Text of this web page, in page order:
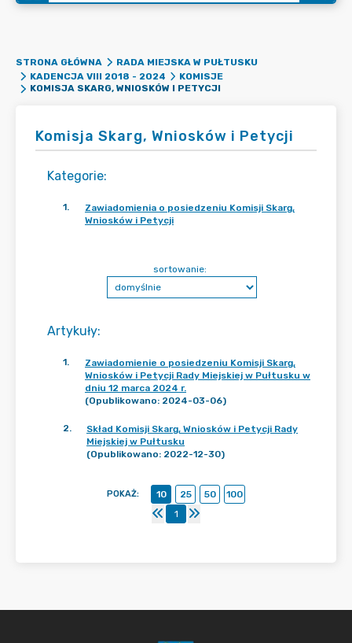
STRONA GŁÓWNA
RADA MIEJSKA W PUŁTUSKU
KADENCJA VIII 2018 - 2024
KOMISJE
KOMISJA SKARG, WNIOSKÓW I PETYCJI
Komisja Skarg, Wniosków i Petycji
Kategorie:
1.
Zawiadomienia o posiedzeniu Komisji Skarg,
Wniosków i Petycji
Artykuły:
sortowanie:
1.
Zawiadomienie o posiedzeniu Komisji Skarg,
Wniosków i Petycji Rady Miejskiej w Pułtusku w
dniu 12 marca 2024 r.
(Opublikowano: 2024-03-06)
2.
Skład Komisji Skarg, Wniosków i Petycji Rady
Miejskiej w Pułtusku
(Opublikowano: 2022-12-30)
POKAŻ: 10 25 50
100
1